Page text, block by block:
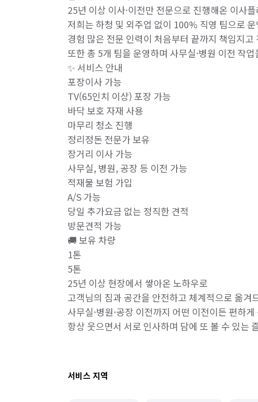
25년 이상 이사·이전만 전문으로 진행해온 이사
저희는 하청 및 외주업 없이 100% 직영 팀으로
경험 많은 전문 인력이 처음부터 끝까지 책임지고
또한 총 5개 팀을 운영하며 사무실·병원 이전 작
✨ 서비스 안내
포장이사 가능
TV(65인치 이상) 포장 가능
바닥 보호 자재 사용
마무리 청소 진행
정리정돈 전문가 보유
장거리 이사 가능
사무실, 병원, 공장 등 이전 가능
적재물 보험 가입
A/S 가능
당일 추가요금 없는 정직한 견적
방문견적 가능
🚚 보유 차량
1톤
5톤
25년 이상 현장에서 쌓아온 노하우로
고객님의 짐과 공간을 안전하고 체계적으로 옮겨
사무실·병원·공장 이전까지 어떤 이전이든 편하
항상 웃으면서 서로 인사하며 담에 또 볼 수 있는
서비스 지역